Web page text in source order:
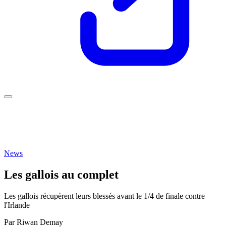
News
Les gallois au complet
Les gallois récupèrent leurs blessés avant le 1/4 de finale contre
l'Irlande
Par Riwan Demay